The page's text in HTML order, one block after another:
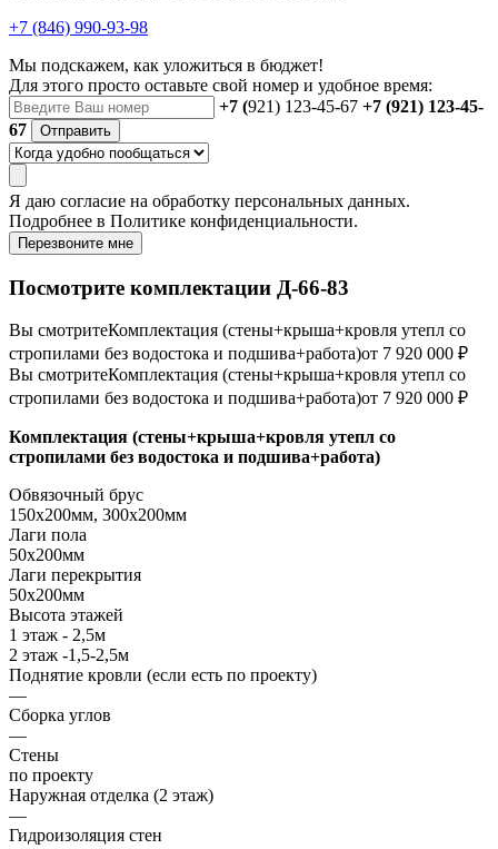
+7 (846) 990-93-98
Мы подскажем, как уложиться в бюджет!
Для этого просто оставьте свой номер и удобное время:
+7 (921) 123-45-67 +7 (921) 123-45-
67
Отправить
Я даю согласие на обработку персональных данных.
Подробнее в Политике конфиденциальности.
Перезвоните мне
Посмотрите комплектации Д-66-83
Вы смотритеКомплектация (стены+крыша+кровля утепл со
стропилами без водостока и подшива+работа)от 7 920 000 ₽
Вы смотритеКомплектация (стены+крыша+кровля утепл со
стропилами без водостока и подшива+работа)от 7 920 000 ₽
Комплектация (стены+крыша+кровля утепл со
стропилами без водостока и подшива+работа)
Обвязочный брус
150х200мм, 300х200мм
Лаги пола
50х200мм
Лаги перекрытия
50х200мм
Высота этажей
1 этаж - 2,5м
2 этаж -1,5-2,5м
Поднятие кровли (если есть по проекту)
—
Сборка углов
—
Стены
по проекту
Наружная отделка (2 этаж)
—
Гидроизоляция стен